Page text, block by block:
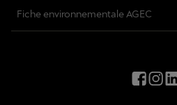
Fiche environnementale AGEC